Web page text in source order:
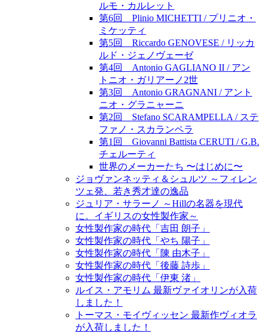
ルモ・カルレット
第6回 Plinio MICHETTI / プリニオ・
ミケッティ
第5回 Riccardo GENOVESE / リッカ
ルド・ジェノヴェーゼ
第4回 Antonio GAGLIANO II / アン
トニオ・ガリアーノ2世
第3回 Antonio GRAGNANI / アント
ニオ・グラニャーニ
第2回 Stefano SCARAMPELLA / ステ
ファノ・スカランペラ
第1回 Giovanni Battista CERUTI / G.B.
チェルーティ
世界のメーカーたち 〜はじめに〜
ジョヴァンネッティ＆シュルツ ～フィレン
ツェ発、若き秀才達の逸品
ジュリア・サラーノ ～Hillの名器を現代
に。イギリスの女性製作家～
女性製作家の時代「吉田 朗子」
女性製作家の時代「やち 陽子」
女性製作家の時代「陳 由木子」
女性製作家の時代「後藤 詩歩」
女性製作家の時代「伊東 渚」
ルイス・アモリム 最新ヴァイオリンが入荷
しました！
トーマス・モイヴィッセン 最新作ヴィオラ
が入荷しました！